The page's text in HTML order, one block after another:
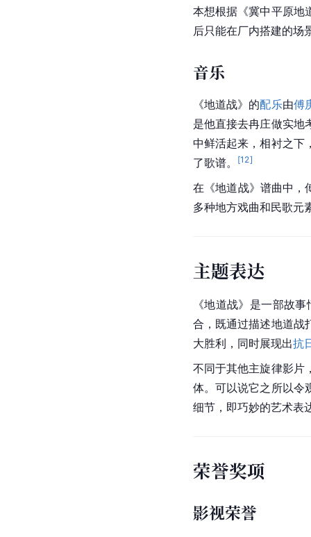
本想根据《冀中平原地
后只能在厂内搭建的场
音乐
《地道战》的配乐由傅
是他直接去冉庄做实地
中鲜活起来，相衬之下
了歌谱。
[12]
在《地道战》谱曲中，
多种地方戏曲和民歌元
主题表达
《地道战》是一部故
合，既通过描述地道战
大胜利，同时展现出抗
不同于其他主旋律影
体。可以说它之所以令
细节，即巧妙的艺术表
荣誉奖项
影视荣誉